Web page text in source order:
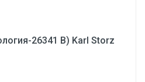
26341 В) Karl Storz